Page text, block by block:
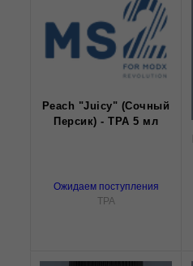
Peach "Juicy" (Сочный
Персик) - TPA 5 мл
Ожидаем поступления
TPA